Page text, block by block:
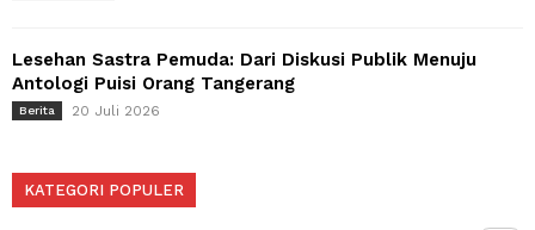
Lesehan Sastra Pemuda: Dari Diskusi Publik Menuju
Antologi Puisi Orang Tangerang
Berita 20 Juli 2026
KATEGORI POPULER